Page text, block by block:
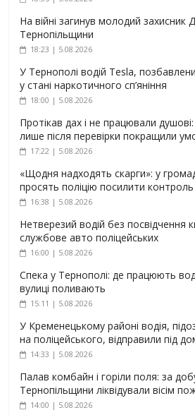
На війні загинув молодий захисник
Тернопільщини
18:23 | 5.08.2026
У Тернополі водій Tesla,
у стані наркотичного сп’яніння
18:00 | 5.08.2026
Протікав дах і не працювали
лише після перевірки покращили
17:22 | 5.08.2026
«Щодня надходять скарги»: у
просять поліцію посилити
16:38 | 5.08.2026
Нетверезий водій без посвідчення
службове авто поліцейських
16:00 | 5.08.2026
Спека у Тернополі: де працюють
вулиці поливають
15:11 | 5.08.2026
У Кременецькому районі водія,
на поліцейського, відправили під
14:33 | 5.08.2026
Палав комбайн і горіли поля: за
Тернопільщини ліквідували вісім
14:00 | 5.08.2026